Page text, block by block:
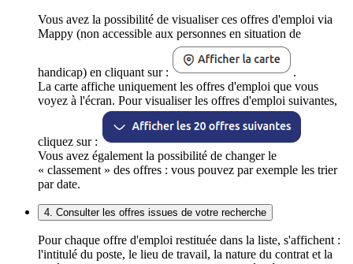
Vous avez la possibilité de visualiser ces offres d'emploi via
Mappy (non accessible aux personnes en situation de
handicap) en cliquant sur :
.
La carte affiche uniquement les offres d'emploi que vous
voyez à l'écran. Pour visualiser les offres d'emploi suivantes,
cliquez sur :
Vous avez également la possibilité de changer le
« classement » des offres : vous pouvez par exemple les trier
par date.
4. Consulter les offres issues de votre recherche
Pour chaque offre d'emploi restituée dans la liste, s'affichent :
l'intitulé du poste, le lieu de travail, la nature du contrat et la